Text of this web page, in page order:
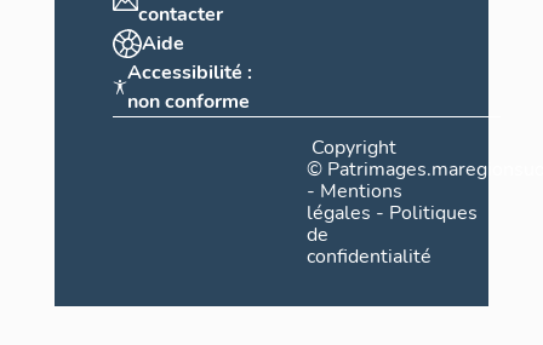
contacter
Aide
Accessibilité :
non conforme
Copyright
©
- Mentions
légales - Politiques
de
confidentialité